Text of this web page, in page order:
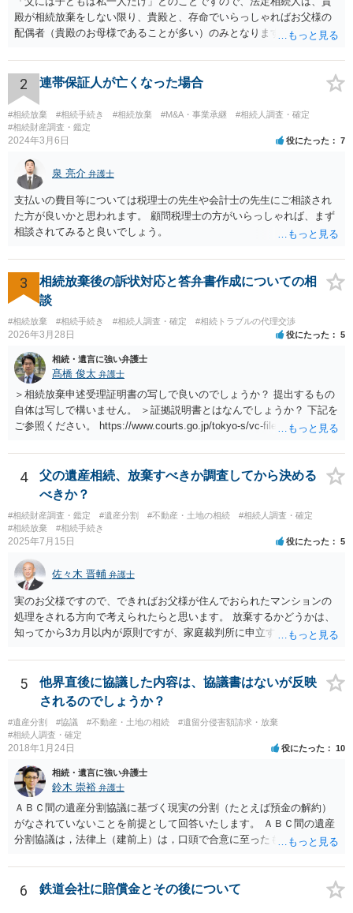
殿が相続放棄をしない限り、貴殿と、存命でいらっしゃればお父様の
配偶者（貴殿のお母様であることが多い）のみとなります。遺言がな
2 連帯保証人が亡くなった場合
#相続放棄 #相続手続き #相続放棄 #M&A・事業承継
#相続人調査・確定
#相続財産調査・鑑定
2024年3月6日 役にたった 7
泉 亮介 弁護士
支払いの費目等については税理士の先生や会計士の先生にご相談され
た方が良いかと思われます。 顧問税理士の方がいらっしゃれば、まず
相談されてみると良いでしょう。
3
相続放棄後の訴状対応と答弁書作成についての相
談
#相続放棄 #相続手続き #相続人調査・確定 #相続トラブルの代理交渉
2026年3月28日 役にたった 5
相続・遺言に強い弁護士
髙橋 俊太 弁護士
＞相続放棄申述受理証明書の写しで良いのでしょうか？ 提出するもの
自体は写しで構いません。 ＞証拠説明書とはなんでしょうか？ 下記を
ご参照ください。 https://www.courts.go.jp/tokyo-s/vc-files/tokyo-s/file/
4
父の遺産相続、放棄すべきか調査してから決める
べきか？
#相続財産調査・鑑定 #遺産分割 #不動産・土地の相続
#相続人調査・確定
#相続放棄
#相続手続き
2025年7月15日 役にたった 5
佐々木 晋輔 弁護士
実のお父様ですので、できればお父様が住んでおられたマンションの
処理をされる方向で考えられたらと思います。 放棄するかどうかは、
知ってから3カ月以内が原則ですが、家庭裁判所に申立すれば3カ月の
放棄するかどうか決めることができます。 銀行やサラ金が数年も放置
することはありませんので、数年後に借金が発見される可能性はほぼ
ありません。 なお、私が扱った相続放棄を検討していた案件で、期間
伸長して調査したところ、サラ金に対する過払金など相当な財産が見
つかったため相続したという事例がありました。
5
他界直後に協議した内容は、協議書はないが反映
されるのでしょうか？
#遺産分割 #協議 #不動産・土地の相続
#遺留分侵害額請求・放棄
#相続人調査・確定
2018年1月24日 役にたった 10
相続・遺言に強い弁護士
鈴木 崇裕 弁護士
ＡＢＣ間の遺産分割協議に基づく現実の分割（たとえば預金の解約）
がなされていないことを前提として回答いたします。 ＡＢＣ間の遺産
分割協議は，法律上（建前上）は，口頭で合意に至ったものであって
ん。 また，不動産の名義を移転するためには，遺産分割協議書への署
名捺印を得る必要があります。 したがって，残念ながら，「ＡＢＣ間
の遺産分割協議が有効に成立している」という前提に基づく主張は困
6 鉄道会社に賠償金とその後について